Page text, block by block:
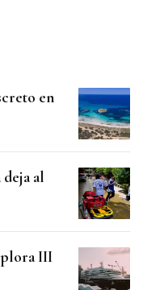
en
al
III